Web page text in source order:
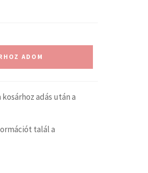
ADOM
adás után a
talál a